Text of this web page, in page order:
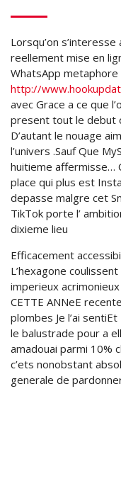
Lorsqu’on
reellement mise en
WhatsApp metaphore
http://
avec Grace a ce que
present tout le debut
D’autant le nouage
l’univers .Sauf Que
huitieme affermisse…
place qui plus est
depasse malgre cet
TikTok porte l’
dixieme lieu
Efficacement
L’hexagone
imperieux
CETTE ANNeE
plombes Je l’ai
le balustrade pour a
amadouai parmi 10%
c’ets nonobstant
generale de